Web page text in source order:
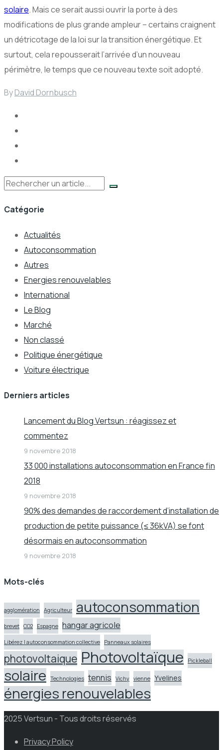
solaire. Mais ce serait aussi ouvrir la porte à des
modifications de plus grande ampleur – certains craignent
un détricotage de la loi sur la transition énergétique. Et
surtout, cela repousserait l’arrivée d’un nouveau
périmètre, le temps que ce nouveau texte soit adopté.
ByDavid Dornbusch
Rechercher
Catégorie
Actualités
Autoconsommation
Autres
Energies renouvelables
International
Le Blog
Marché
Non classé
Politique énergétique
Voiture électrique
Derniers articles
Lancement du Blog Vertsun : réagissez et
commentez
9 novembre 2018
33 000 installations autoconsommation en France fin
2018
9 novembre 2018
90% des demandes de raccordement d’installation de
production de petite puissance (≤ 36kVA) se font
désormais en autoconsommation
9 novembre 2018
Mots-clés
agglomération Agriculteur autoconsommation
brevet CO2 Espagne hangar agricole
Libérez l autoconsommation collective Panneaux solaires
photovoltaique Photovoltaïque Pickleball
solaire Technologies tennis Vichy vienne Yvelines
énergies renouvelables
2025 Vertsun - Tous droits réservés
Privacy Policy